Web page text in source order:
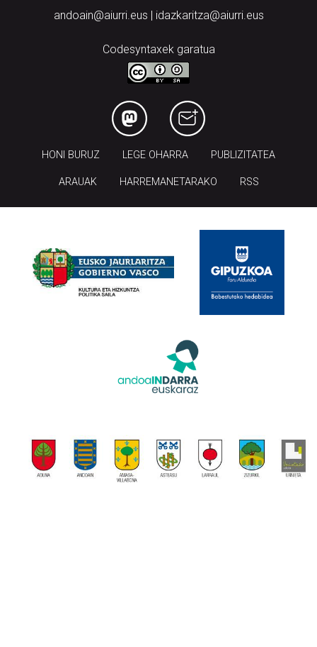
andoain@aiurri.eus | idazkaritza@aiurri.eus
Codesyntaxek garatua
HONI BURUZ LEGE OHARRA PUBLIZITATEA
ARAUAK HARREMANETARAKO RSS